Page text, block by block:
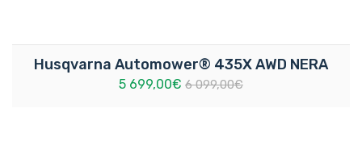
inteligencie spolupracuje so satelitnou
navigáciou, pokosenie celého trávnika je
zabezpečené aj v oblastiach so slabým
Husqvarna Automower® 435X AWD NERA
5 699,00€ 6 099,00€